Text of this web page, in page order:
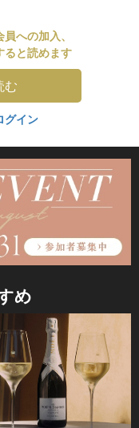
への加入、
ると読めます
む
グイン
め